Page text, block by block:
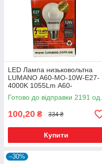
LED Лампа низьковольтна
LUMANO А60-МО-10W-E27-
4000K 1055Lm А60-
МО-10274 (19096)
(МО12/24/36/48V)
Готово до відправки 2191 од.
100,20 ₴ 334 ₴
Купити
–30%